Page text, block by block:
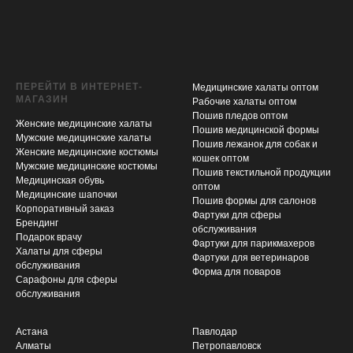
ПЕРЕЙТИ В ИНТЕРНЕТ-
МАГАЗИН
Женские медицинские халаты
Мужские медицинские халаты
Женские медицинские костюмы
Мужские медицинские костюмы
Медицинская обувь
Медицинские шапочки
Корпоративный заказ
Брендинг
Подарок врачу
Халаты для сферы
обслуживания
Сарафоны для сферы
обслуживания
Медицинские халаты оптом
Рабочие халаты оптом
Пошив пледов оптом
Пошив медицинской формы
Пошив лежанок для собак и
кошек оптом
Пошив текстильной продукции
оптом
Пошив формы для салонов
Фартуки для сферы
обслуживания
Фартуки для парикмахеров
Фартуки для ветеринаров
Форма для поваров
Астана
Алматы
Павлодар
Петропавловск